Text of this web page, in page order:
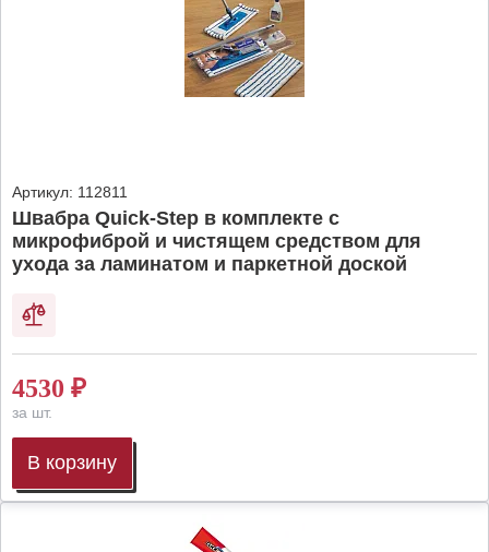
Артикул: 112811
Швабра Quick-Step в комплекте с
микрофиброй и чистящем средством для
ухода за ламинатом и паркетной доской
4530 ₽
за шт.
В корзину